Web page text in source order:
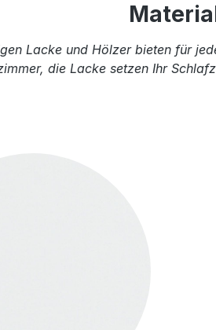
Lacke und Hölzer bieten für
die Lacke setzen Ihr